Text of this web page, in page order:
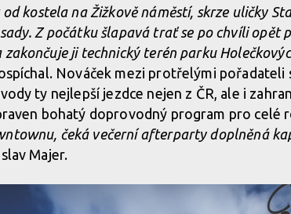
od kostela na Žižkově náměstí, skrze uličky
Z počátku šlapavá trať se po chvíli opět
ji technický terén parku
Nováček mezi protřelými pořadateli
ty nejlepší jezdce nejen z ČR, ale i
bohatý doprovodný program pro celé
čeká večerní afterparty doplněná
Majer.